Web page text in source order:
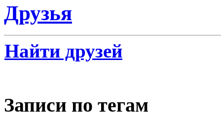
Друзья
Найти друзей
Записи по тегам